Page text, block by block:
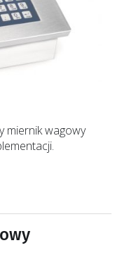
miernik wagowy